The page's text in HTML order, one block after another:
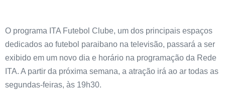
O programa ITA Futebol Clube, um dos principais espaços
dedicados ao futebol paraibano na televisão, passará a ser
exibido em um novo dia e horário na programação da Rede
ITA. A partir da próxima semana, a atração irá ao ar todas as
segundas-feiras, às 19h30.